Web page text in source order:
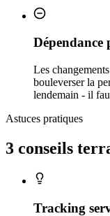
Dépendance
Les
bouleverser la
lendemain - il
Astuces pratiques
3 conseils
Tracking